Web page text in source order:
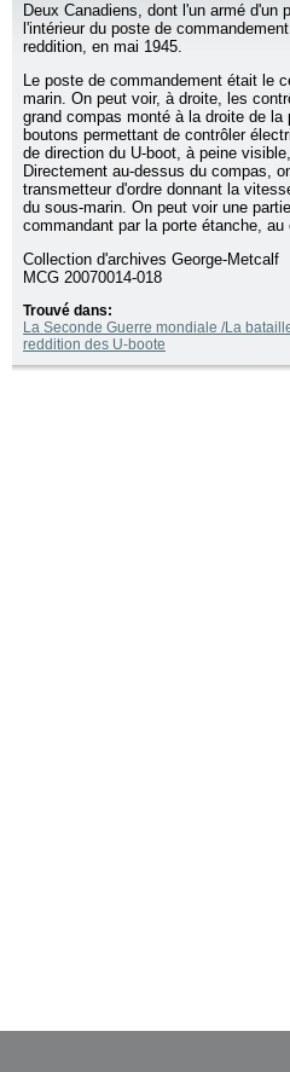
Deux Canadiens, dont l'un armé d'un
l'intérieur du poste de
reddition, en mai 1945.
Le poste de commandement était le
marin. On peut voir, à droite, les
grand compas monté à la droite de la
boutons permettant de contrôler
de direction du U-boot, à peine
Directement au-dessus du compas,
transmetteur d'ordre donnant la
du sous-marin. On peut voir une
commandant par la porte étanche, au
Collection d'archives George-Metcalf
MCG 20070014-018
Trouvé dans:
La Seconde Guerre mondiale /La
reddition des U-boote